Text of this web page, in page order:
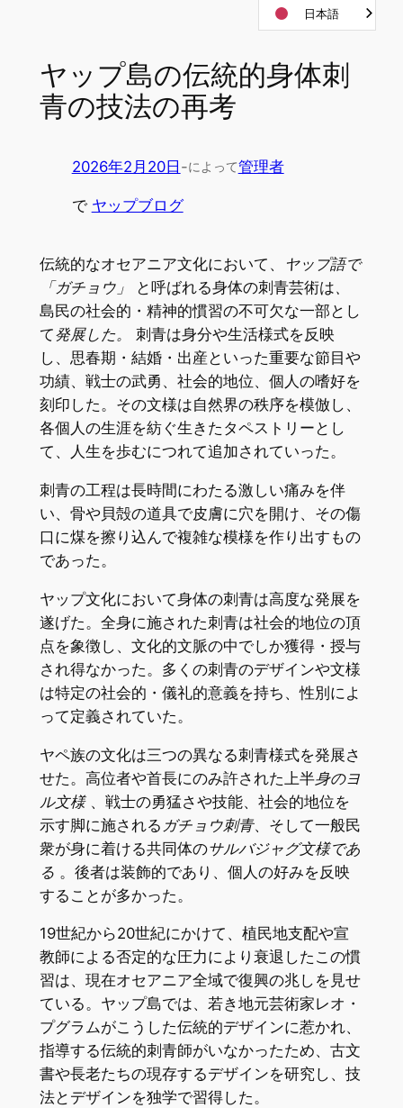
contentヤップ島の伝統的身体刺
青の技法の再考
2026年2月20日 -によって管理者
で ヤップブログ
伝統的なオセアニア文化において、
ヤップ語で
「ガチョウ」
と呼ばれる身体の刺青芸術は、
島民の社会的・精神的慣習の不可欠な一部とし
て発展した。 刺青は身分や生活様式を反映
し、思春期・結婚・出産といった重要な節目や
功績、戦士の武勇、社会的地位、個人の嗜好を
刻印した。その文様は自然界の秩序を模倣し、
各個人の生涯を紡ぐ生きたタペストリーとし
て、人生を歩むにつれて追加されていった。
刺青の工程は長時間にわたる激しい痛みを伴
い、骨や貝殻の道具で皮膚に穴を開け、その傷
口に煤を擦り込んで複雑な模様を作り出すもの
であった。
ヤップ文化において身体の刺青は高度な発展を
遂げた。全身に施された刺青は社会的地位の頂
点を象徴し、文化的文脈の中でしか獲得・授与
され得なかった。多くの刺青のデザインや文様
は特定の社会的・儀礼的意義を持ち、性別によ
って定義されていた。
ヤペ族の文化は三つの異なる刺青様式を発展さ
せた。高位者や首長にのみ許された上半身のヨ
ル文様 、戦士の勇猛さや技能、社会的地位を
示す脚に施される ガチョウ刺青、そして一般民
衆が身に着ける共同体のサルバジャグ文様であ
る 。後者は装飾的であり、個人の好みを反映
することが多かった。
19世紀から20世紀にかけて、植民地支配や宣
教師による否定的な圧力により衰退したこの慣
習は、現在オセアニア全域で復興の兆しを見せ
ている。ヤップ島では、若き地元芸術家レオ・
プグラムがこうした伝統的デザインに惹かれ、
指導する伝統的刺青師がいなかったため、古文
書や長老たちの現存するデザインを研究し、技
法とデザインを独学で習得した。
日本語